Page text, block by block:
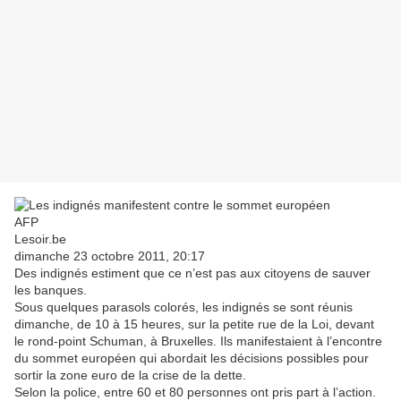
AFP
Lesoir.be
dimanche 23 octobre 2011, 20:17
Des indignés estiment que ce n’est pas aux citoyens de sauver
les banques.
Sous quelques parasols colorés, les indignés se sont réunis
dimanche, de 10 à 15 heures, sur la petite rue de la Loi, devant
le rond-point Schuman, à Bruxelles. Ils manifestaient à l’encontre
du sommet européen qui abordait les décisions possibles pour
sortir la zone euro de la crise de la dette.
Selon la police, entre 60 et 80 personnes ont pris part à l’action.